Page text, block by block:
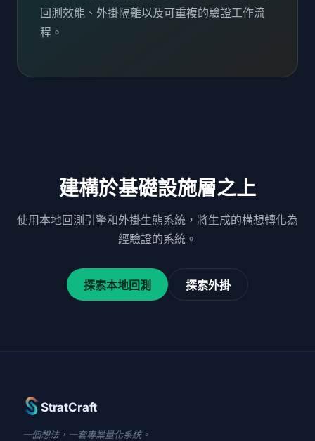
回測效能、外掛隔離以及可重複的驗證工作流
程。
建構於基礎設施層之上
使用本地回測引擎和外掛生態系統，將生成的構想轉化為
經驗證的系統。
探索本地回測 探索外掛
StratCraft
一個想法，一套專業量化系統。